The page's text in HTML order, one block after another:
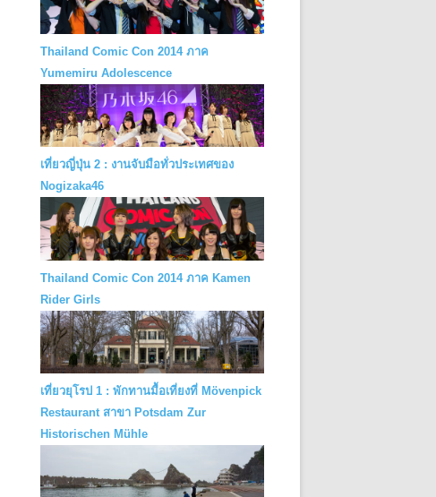
Thailand Comic Con 2014 ภาค
Yumemiru Adolescence
เที่ยวญี่ปุ่น 2 : งานจับมือทั่วประเทศของ
Nogizaka46
Thailand Comic Con 2014 ภาค Kamen
Rider Girls
เที่ยวยุโรป 1 : พักทานมื้อเที่ยงที่ Mövenpick
Restaurant สาขา Potsdam Zur
Historischen Mühle